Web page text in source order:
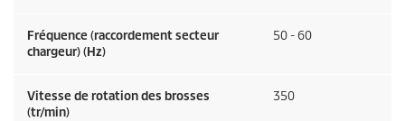
Fréquence (raccordement secteur
chargeur) (Hz)
50 - 60
Vitesse de rotation des brosses
(tr/min)
350